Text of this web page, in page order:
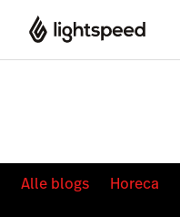
Alle blogs Horeca